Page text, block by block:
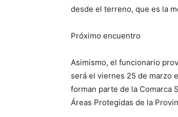
desde el terreno, que es la
Próximo encuentro
Asimismo, el funcionario
será el viernes 25 de marzo
forman parte de la Comarca
Áreas Protegidas de la